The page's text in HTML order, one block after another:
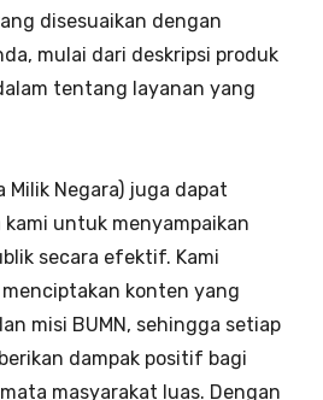
disesuaikan dengan
mulai dari deskripsi produk
tentang layanan yang
Milik Negara) juga dapat
untuk menyampaikan
secara efektif. Kami
konten yang
misi BUMN, sehingga setiap
dampak positif bagi
masyarakat luas. Dengan